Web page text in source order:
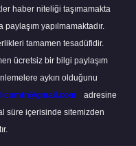
haber niteliği taşımamakta
yapılmamaktadır.
tamamen tesadüfidir.
ücretsiz bir bilgi paylaşım
aykırı olduğunu
adresine
süre içerisinde sitemizden